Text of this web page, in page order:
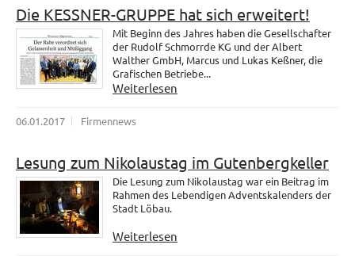
Die KESSNER-GRUPPE hat sich erweitert!
Mit Beginn des Jahres haben die Gesellschafter
der Rudolf Schmorrde KG und der Albert
Walther GmbH, Marcus und Lukas Keßner, die
Grafischen Betriebe...
Weiterlesen
06.01.2017 Firmennews
Lesung zum Nikolaustag im Gutenbergkeller
Die Lesung zum Nikolaustag war ein Beitrag im
Rahmen des Lebendigen Adventskalenders der
Stadt Löbau.
Weiterlesen